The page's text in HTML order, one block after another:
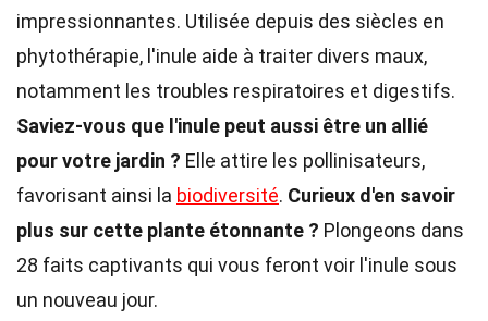
impressionnantes. Utilisée depuis des siècles en
phytothérapie, l'inule aide à traiter divers maux,
notamment les troubles respiratoires et digestifs.
Saviez-vous que l'inule peut aussi être un allié
pour votre jardin ? Elle attire les pollinisateurs,
favorisant ainsi la biodiversité. Curieux d'en savoir
plus sur cette plante étonnante ? Plongeons dans
28 faits captivants qui vous feront voir l'inule sous
un nouveau jour.